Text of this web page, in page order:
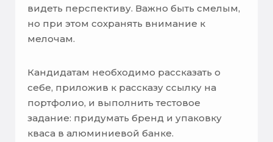
видеть перспективу. Важно быть смелым,
но при этом сохранять внимание к
мелочам.
Кандидатам необходимо рассказать о
себе, приложив к рассказу ссылку на
портфолио, и выполнить тестовое
задание: придумать бренд и упаковку
кваса в алюминиевой банке.